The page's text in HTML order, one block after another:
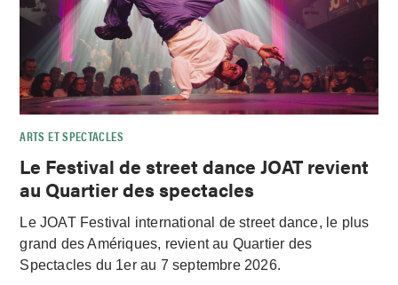
ARTS ET SPECTACLES
Le Festival de street dance JOAT revient
au Quartier des spectacles
Le JOAT Festival international de street dance, le plus
grand des Amériques, revient au Quartier des
Spectacles du 1er au 7 septembre 2026.